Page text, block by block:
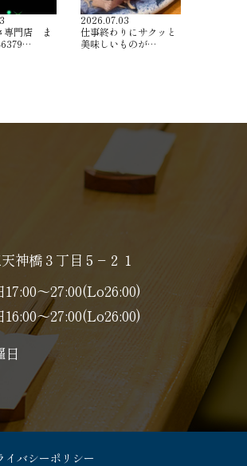
専門店 ま
6379…
2026.07.03
仕事終わりにサクッと
美味しいものが…
神橋３丁目５−２１
17:00～27:00(Lo26:00)
16:00～27:00(Lo26:00)
日
イバシーポリシー